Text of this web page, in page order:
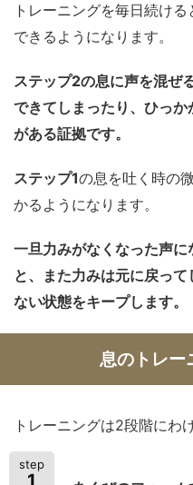
トレーニングを毎日続け
できるようになります。
ステップ2の息に声を混ぜ
できてしまったり、ひっ
がある証拠です。
ステップ1の息を吐く時の
かるようになります。
一旦力みがなくなった声
と、また力みは元に戻っ
ない状態をキープします。
息のトレー
トレーニングは2段階にわ
step